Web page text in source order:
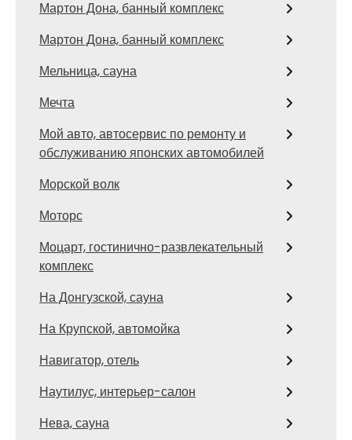
Мартон Дона, банный комплекс
Мартон Дона, банный комплекс
Мельница, сауна
Мечта
Мой авто, автосервис по ремонту и
обслуживанию японских автомобилей
Морской волк
Моторс
Моцарт, гостинично-развлекательный
комплекс
На Донгузской, сауна
На Крупской, автомойка
Навигатор, отель
Наутилус, интерьер-салон
Нева, сауна